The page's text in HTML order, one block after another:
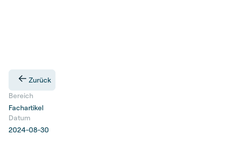
Zurück
Bereich
Fachartikel
Datum
2024-08-30